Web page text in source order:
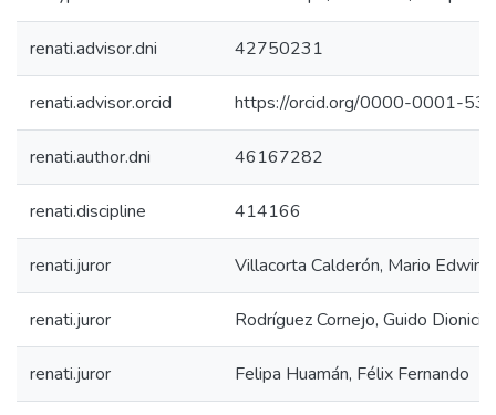
renati.advisor.dni 42750231
renati.advisor.orcid https://orcid.org/0000-0001-
renati.author.dni 46167282
renati.discipline 414166
renati.juror Villacorta Calderón, Mario Edwin
renati.juror Rodríguez Cornejo, Guido Dionicio
renati.juror Felipa Huamán, Félix Fernando